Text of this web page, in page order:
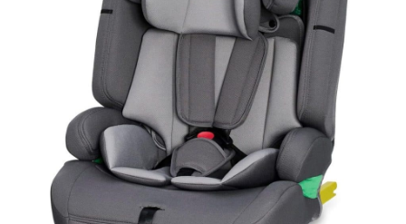
ACCESSOIRES INCLUS : la
poussette naissance 3 en
1 Zelia Select inclut un
élégant sac à langer
assorti pour tous les
essentiels de votre bébé,
une housse de pluie, un
couvre-jambes et des
adaptateurs pour siège-
auto - tous utiles pour la
route